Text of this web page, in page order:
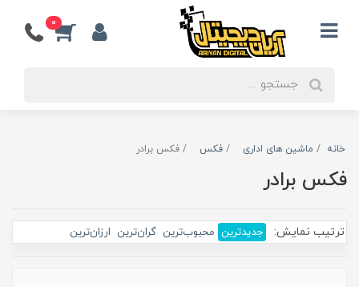
0
خانه ماشین های اداری فکس فکس برادر
فکس برادر
ترتیب نمایش: جدیدترین محبوب‌ترین گران‌ترین ارزان‌ترین